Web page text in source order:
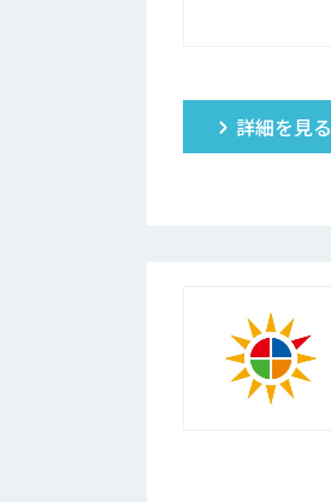
詳細を見る